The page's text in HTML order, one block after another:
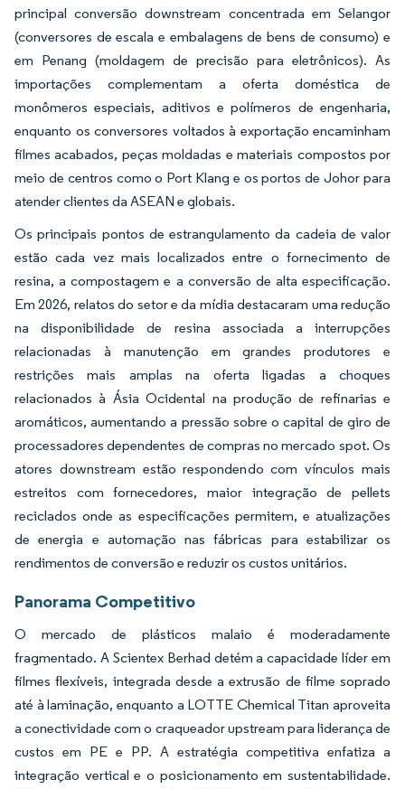
principal conversão downstream concentrada em Selangor
(conversores de escala e embalagens de bens de consumo) e
em Penang (moldagem de precisão para eletrônicos). As
importações complementam a oferta doméstica de
monômeros especiais, aditivos e polímeros de engenharia,
enquanto os conversores voltados à exportação encaminham
filmes acabados, peças moldadas e materiais compostos por
meio de centros como o Port Klang e os portos de Johor para
atender clientes da ASEAN e globais.
Os principais pontos de estrangulamento da cadeia de valor
estão cada vez mais localizados entre o fornecimento de
resina, a compostagem e a conversão de alta especificação.
Em 2026, relatos do setor e da mídia destacaram uma redução
na disponibilidade de resina associada a interrupções
relacionadas à manutenção em grandes produtores e
restrições mais amplas na oferta ligadas a choques
relacionados à Ásia Ocidental na produção de refinarias e
aromáticos, aumentando a pressão sobre o capital de giro de
processadores dependentes de compras no mercado spot. Os
atores downstream estão respondendo com vínculos mais
estreitos com fornecedores, maior integração de pellets
reciclados onde as especificações permitem, e atualizações
de energia e automação nas fábricas para estabilizar os
rendimentos de conversão e reduzir os custos unitários.
Panorama Competitivo
O mercado de plásticos malaio é moderadamente
fragmentado. A Scientex Berhad detém a capacidade líder em
filmes flexíveis, integrada desde a extrusão de filme soprado
até à laminação, enquanto a LOTTE Chemical Titan aproveita
a conectividade com o craqueador upstream para liderança de
custos em PE e PP. A estratégia competitiva enfatiza a
integração vertical e o posicionamento em sustentabilidade.